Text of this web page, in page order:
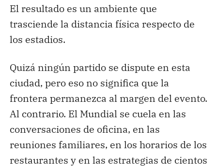
El resultado es un ambiente que
trasciende la distancia física respecto de
los estadios.
Quizá ningún partido se dispute en esta
ciudad, pero eso no significa que la
frontera permanezca al margen del evento.
Al contrario. El Mundial se cuela en las
conversaciones de oficina, en las
reuniones familiares, en los horarios de los
restaurantes y en las estrategias de cientos